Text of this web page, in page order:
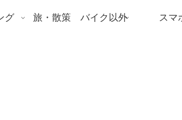
グ 旅・散策 バイク以外 スマ